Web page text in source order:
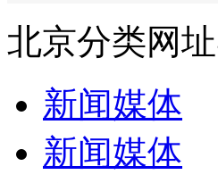
北京分类网
新闻媒体
新闻媒体